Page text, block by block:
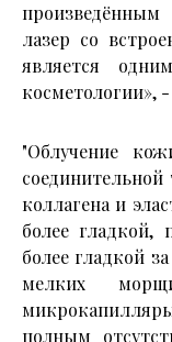
лазер со
является
косметологии»,
"Облучение
коллагена и
более гладкой,
более гладкой
мелких
полным